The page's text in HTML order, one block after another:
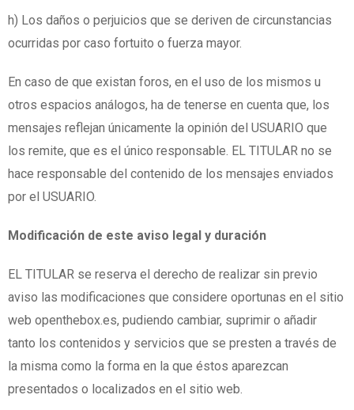
h) Los daños o perjuicios que se deriven de circunstancias
ocurridas por caso fortuito o fuerza mayor.
En caso de que existan foros, en el uso de los mismos u
otros espacios análogos, ha de tenerse en cuenta que, los
mensajes reflejan únicamente la opinión del USUARIO que
los remite, que es el único responsable. EL TITULAR no se
hace responsable del contenido de los mensajes enviados
por el USUARIO.
Modificación de este aviso legal y duración
EL TITULAR se reserva el derecho de realizar sin previo
aviso las modificaciones que considere oportunas en el sitio
web openthebox.es, pudiendo cambiar, suprimir o añadir
tanto los contenidos y servicios que se presten a través de
la misma como la forma en la que éstos aparezcan
presentados o localizados en el sitio web.